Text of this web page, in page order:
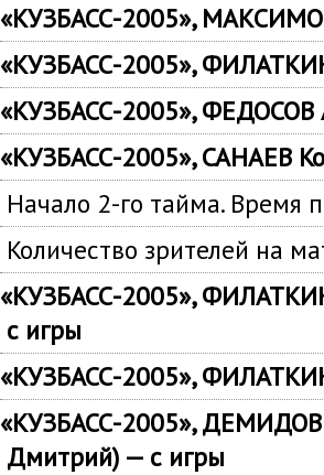
«КУЗБАСС-2005»,
«КУЗБАСС-2005»,
«КУЗБАСС-2005», ФЕДОСОВ
«КУЗБАСС-2005», САНАЕВ
Начало 2-го тайма. Время
Количество зрителей на
«КУЗБАСС-2005»,
с игры
«КУЗБАСС-2005»,
«КУЗБАСС-2005»,
Дмитрий) — с игры